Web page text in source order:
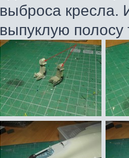
выброса кресла.
выпуклую полосу